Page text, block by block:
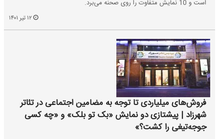
است و 10 نمایش متفاوت را روی صحنه می‌برد.
فروش‌های میلیاردی تا توجه به مضامین اجتماعی در تئاتر
شهرزاد | پیشتازی دو نمایش «بک تو بلک» و «چه کسی
جوجه‌تیغی را کشت؟»